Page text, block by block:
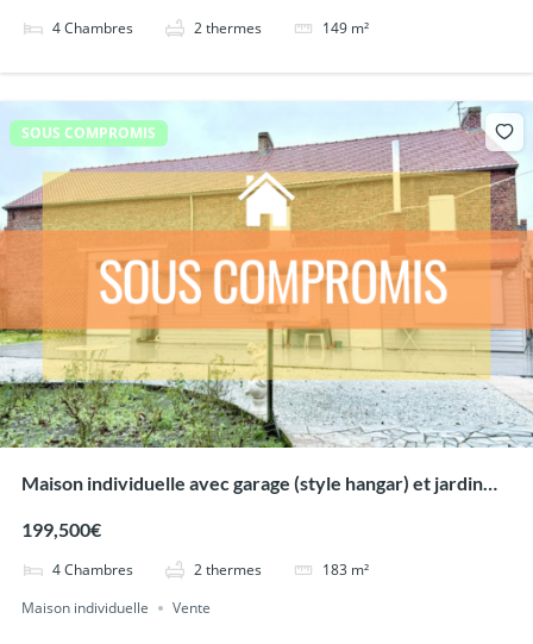
4Chambres 2thermes 149 m²
SOUS COMPROMIS
Maison individuelle avec garage (style hangar) et jardin
199,500€
4Chambres 2thermes 183 m²
Maison individuelle
Vente